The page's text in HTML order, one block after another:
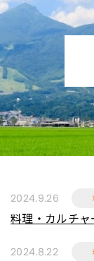
2024.9.26
料理・カルチ
2024.8.22